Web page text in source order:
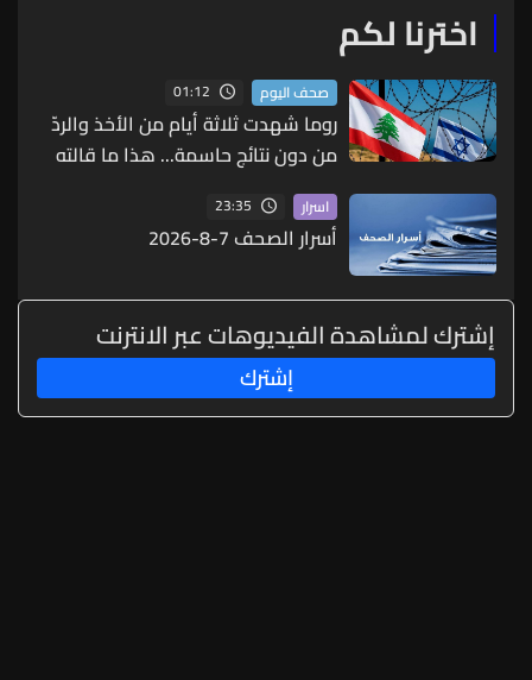
اخترنا لكم
صحف اليوم 01:12
روما شهدت ثلاثة أيام من الأخذ والردّ
من دون نتائج حاسمة... هذا ما قالته
مصادر لـ"الجمهورية"
اسرار 23:35
أسرار الصحف 7-8-2026
إشترك لمشاهدة الفيديوهات عبر الانترنت
إشترك